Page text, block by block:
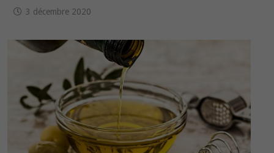
3 décembre 2020